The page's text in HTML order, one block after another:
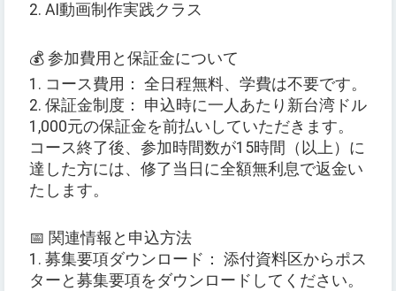
2. AI動画制作実践クラス
💰 参加費用と保証金について
1. コース費用： 全日程無料、学費は不要です。
2. 保証金制度： 申込時に一人あたり新台湾ドル
1,000元の保証金を前払いしていただきます。
コース終了後、参加時間数が15時間（以上）に
達した方には、修了当日に全額無利息で返金い
たします。
📅 関連情報と申込方法
1. 募集要項ダウンロード： 添付資料区からポス
ターと募集要項をダウンロードしてください。